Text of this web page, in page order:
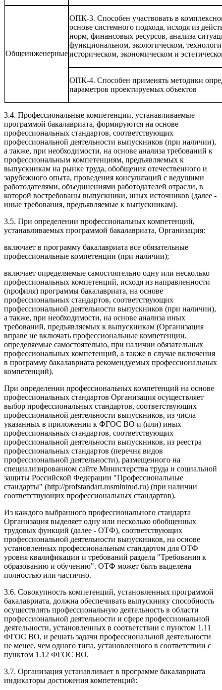
Общеинженерные
ОПК-3. Способен участвовать в
основе системного подхода, исходя из
норм, финансовых ресурсов, анализа
функциональном, экологическом,
историческом, экономическом и
ОПК-4. Способен применять методики
параметров проектируемых объектов
3.4. Профессиональные компетенции, устанавливаемые
программой бакалавриата, формируются на основе
профессиональных стандартов, соответствующих
профессиональной деятельности выпускников (при наличии),
а также, при необходимости, на основе анализа требований к
профессиональным компетенциям, предъявляемых к
выпускникам на рынке труда, обобщения отечественного и
зарубежного опыта, проведения консультаций с ведущими
работодателями, объединениями работодателей отрасли, в
которой востребованы выпускники, иных источников (далее -
иные требования, предъявляемые к выпускникам).
3.5. При определении профессиональных компетенций,
устанавливаемых программой бакалавриата, Организация:
включает в программу бакалавриата все обязательные
профессиональные компетенции (при наличии);
включает определяемые самостоятельно одну или несколько
профессиональных компетенций, исходя из направленности
(профиля) программы бакалавриата, на основе
профессиональных стандартов, соответствующих
профессиональной деятельности выпускников (при наличии),
а также, при необходимости, на основе анализа иных
требований, предъявляемых к выпускникам (Организация
вправе не включать профессиональные компетенции,
определяемые самостоятельно, при наличии обязательных
профессиональных компетенций, а также в случае включения
в программу бакалавриата рекомендуемых профессиональных
компетенций).
При определении профессиональных компетенций на основе
профессиональных стандартов Организация осуществляет
выбор профессиональных стандартов, соответствующих
профессиональной деятельности выпускников, из числа
указанных в приложении к ФГОС ВО и (или) иных
профессиональных стандартов, соответствующих
профессиональной деятельности выпускников, из реестра
профессиональных стандартов (перечня видов
профессиональной деятельности), размещенного на
специализированном сайте Министерства труда и социальной
защиты Российской Федерации "Профессиональные
стандарты" (http://profstandart.rosmintrud.ru) (при наличии
соответствующих профессиональных стандартов).
Из каждого выбранного профессионального стандарта
Организация выделяет одну или несколько обобщенных
трудовых функций (далее - ОТФ), соответствующих
профессиональной деятельности выпускников, на основе
установленных профессиональным стандартом для ОТФ
уровня квалификации и требований раздела "Требования к
образованию и обучению". ОТФ может быть выделена
полностью или частично.
3.6. Совокупность компетенций, установленных программой
бакалавриата, должна обеспечивать выпускнику способность
осуществлять профессиональную деятельность в области
профессиональной деятельности и сфере профессиональной
деятельности, установленных в соответствии с пунктом 1.11
ФГОС ВО, и решать задачи профессиональной деятельности
не менее, чем одного типа, установленного в соответствии с
пунктом 1.12 ФГОС ВО.
3.7. Организация устанавливает в программе бакалавриата
индикаторы достижения компетенций: